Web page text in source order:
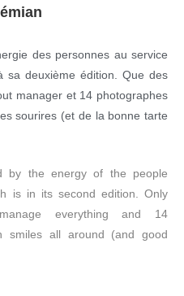
des personnes au service
deuxième édition. Que des
manager et 14 photographes
sourires (et de la bonne tarte
by the energy of the people
is in its second edition. Only
everything and 14
smiles all around (and good